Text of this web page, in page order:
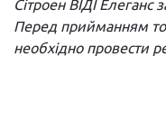
Сітроен ВІДІ
Перед прийманням
необхідно провести